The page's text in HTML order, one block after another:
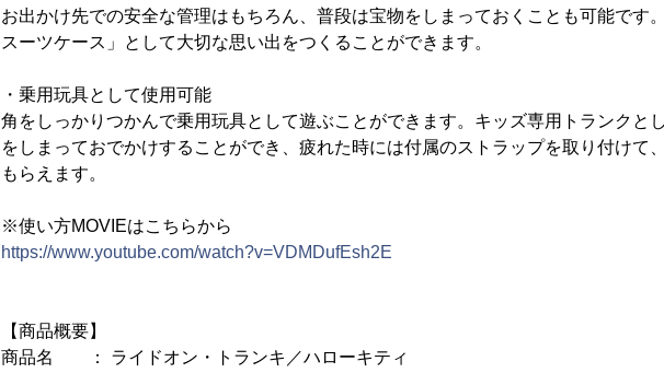
お出かけ先での安全な管理はもちろん、普段は宝物をしまっておくことも可能です
スーツケース」として大切な思い出をつくることができます。
・乗用玩具として使用可能
角をしっかりつかんで乗用玩具として遊ぶことができます。キッズ専用トランクと
をしまっておでかけすることができ、疲れた時には付属のストラップを取り付けて
もらえます。
※使い方MOVIEはこちらから
https://www.youtube.com/watch?v=VDMDufEsh2E
【商品概要】
商品名 ： ライドオン・トランキ／ハローキティ